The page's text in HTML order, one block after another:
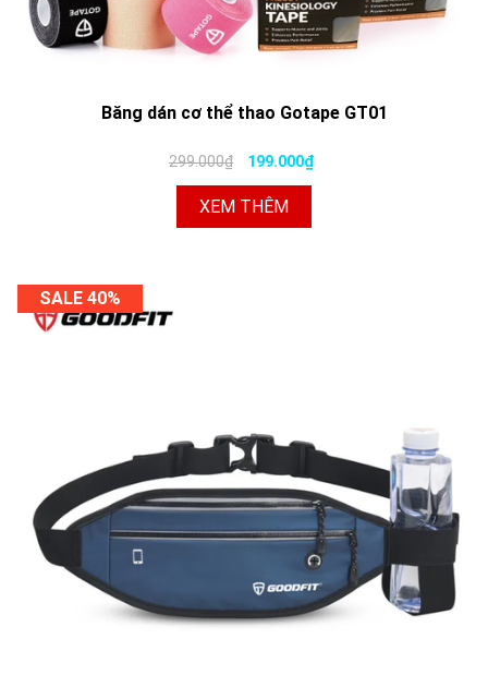
Băng dán cơ thể thao Gotape GT01
299.000₫ 199.000₫
XEM THÊM
SALE 40%